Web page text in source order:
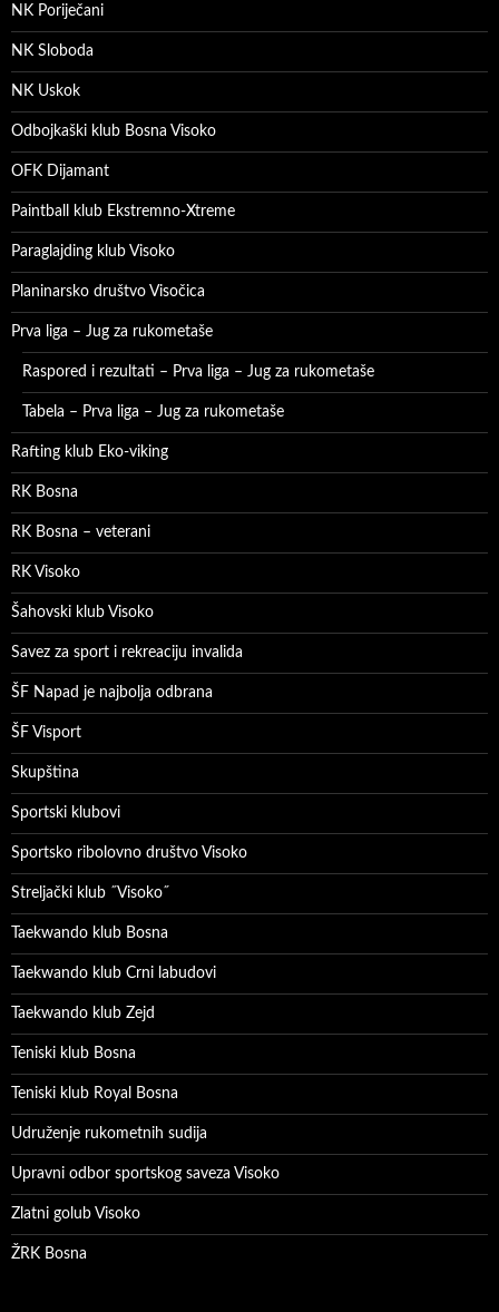
NK Poriječani
NK Sloboda
NK Uskok
Odbojkaški klub Bosna Visoko
OFK Dijamant
Paintball klub Ekstremno-Xtreme
Paraglajding klub Visoko
Planinarsko društvo Visočica
Prva liga – Jug za rukometaše
Raspored i rezultati – Prva liga – Jug za rukometaše
Tabela – Prva liga – Jug za rukometaše
Rafting klub Eko-viking
RK Bosna
RK Bosna – veterani
RK Visoko
Šahovski klub Visoko
Savez za sport i rekreaciju invalida
ŠF Napad je najbolja odbrana
ŠF Visport
Skupština
Sportski klubovi
Sportsko ribolovno društvo Visoko
Streljački klub ˝Visoko˝
Taekwando klub Bosna
Taekwando klub Crni labudovi
Taekwando klub Zejd
Teniski klub Bosna
Teniski klub Royal Bosna
Udruženje rukometnih sudija
Upravni odbor sportskog saveza Visoko
Zlatni golub Visoko
ŽRK Bosna